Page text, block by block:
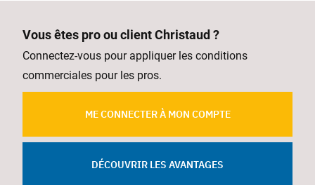
Vous êtes pro ou client Christaud ?
Connectez-vous pour appliquer les conditions
commerciales pour les pros.
ME CONNECTER À MON COMPTE
DÉCOUVRIR LES AVANTAGES